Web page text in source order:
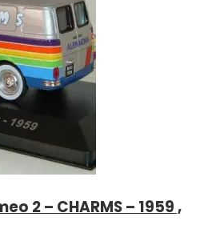
2 – CHARMS – 1959 ,